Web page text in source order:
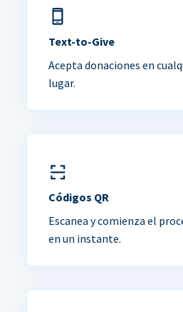
Text-to-Give
Acepta donaciones en
lugar.
Códigos QR
Escanea y comienza el
en un instante.